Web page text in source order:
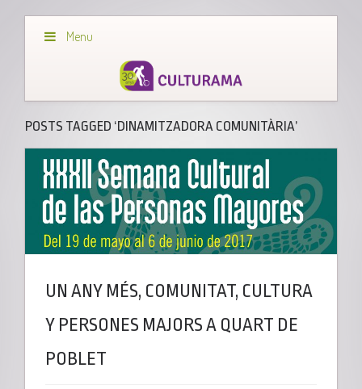
Menu
POSTS TAGGED ‘DINAMITZADORA COMUNITÀRIA’
UN ANY MÉS, COMUNITAT, CULTURA
Y PERSONES MAJORS A QUART DE
POBLET